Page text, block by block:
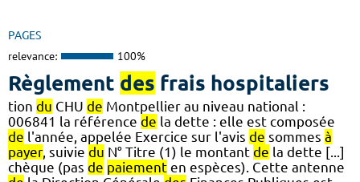
PAGES
relevance: 100%
Règlement des frais hospitaliers
tion du CHU de Montpellier au niveau national :
006841 la référence de la dette : elle est composée
de l'année, appelée Exercice sur l'avis de sommes à
payer, suivie du N° Titre (1) le montant de la dette [...]
chèque (pas de paiement en espèces). Cette antenne